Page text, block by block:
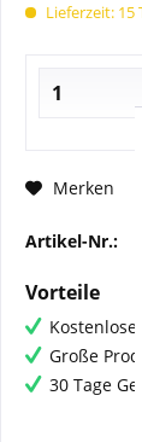
Lieferzeit: 15
Merken
Artikel-Nr.:
Vorteile
Große
30 Tage